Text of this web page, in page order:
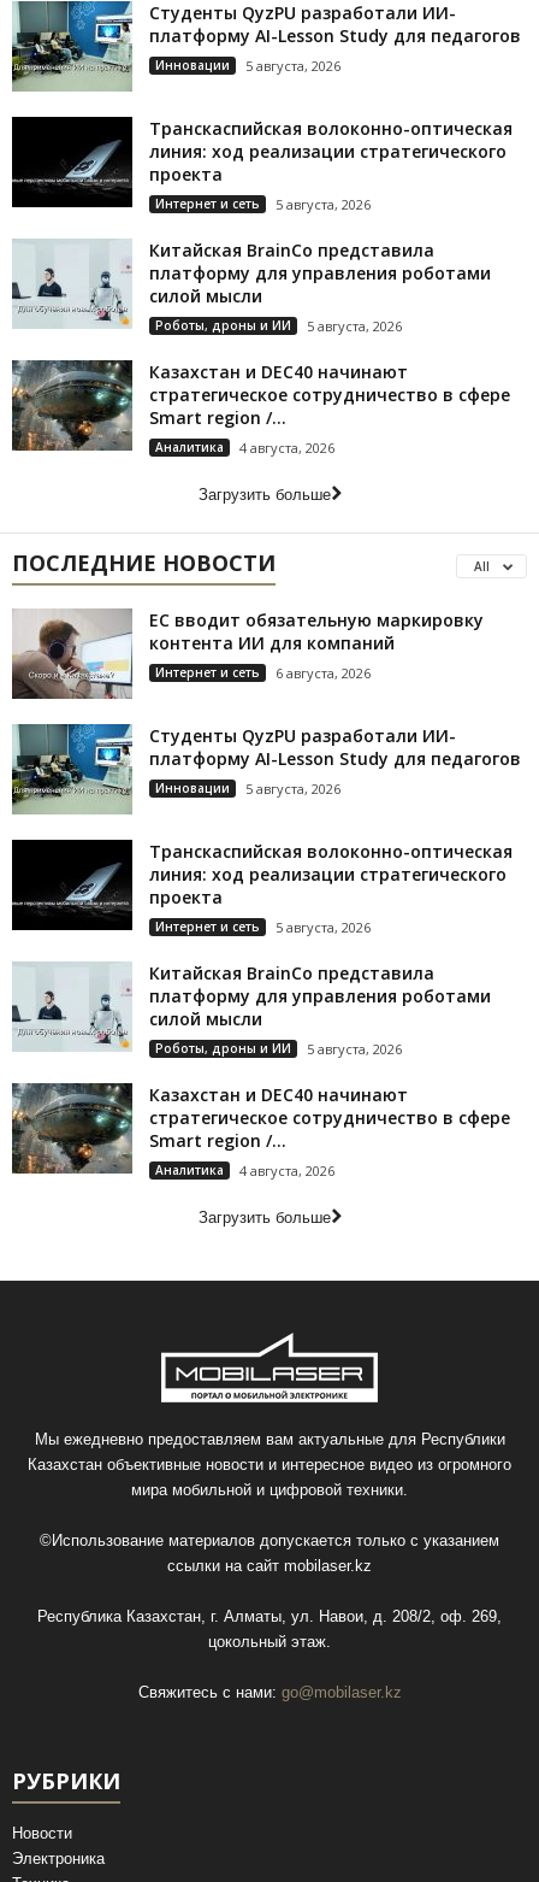
Студенты QyzPU разработали ИИ-
платформу AI-Lesson Study для педагогов
Инновации 5 августа, 2026
Транскаспийская волоконно-оптическая
линия: ход реализации стратегического
проекта
Интернет и сеть 5 августа, 2026
Китайская BrainCo представила
платформу для управления роботами
силой мысли
Роботы, дроны и ИИ 5 августа, 2026
Казахстан и DEC40 начинают
стратегическое сотрудничество в сфере
Smart region /...
Аналитика 4 августа, 2026
Загрузить больше
ПОСЛЕДНИЕ НОВОСТИ All
ЕС вводит обязательную маркировку
контента ИИ для компаний
Интернет и сеть 6 августа, 2026
Студенты QyzPU разработали ИИ-
платформу AI-Lesson Study для педагогов
Инновации 5 августа, 2026
Транскаспийская волоконно-оптическая
линия: ход реализации стратегического
проекта
Интернет и сеть 5 августа, 2026
Китайская BrainCo представила
платформу для управления роботами
силой мысли
Роботы, дроны и ИИ 5 августа, 2026
Казахстан и DEC40 начинают
стратегическое сотрудничество в сфере
Smart region /...
Аналитика 4 августа, 2026
Загрузить больше
Мы ежедневно предоставляем вам актуальные для Республики
Казахстан объективные новости и интересное видео из огромного
мира мобильной и цифровой техники.
©Использование материалов допускается только с указанием
ссылки на сайт mobilaser.kz
Республика Казахстан, г. Алматы, ул. Навои, д. 208/2, оф. 269,
цокольный этаж.
Свяжитесь с нами: go@mobilaser.kz
РУБРИКИ
Новости
Электроника